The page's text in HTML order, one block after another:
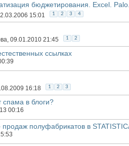
бюджетирования. Excel.
15:01 1 2 3 4
, 09.01.2010 21:45 1 2
ссылках
16:18 1 2 3
спама в блоги?
00:16
продаж полуфабрикатов в